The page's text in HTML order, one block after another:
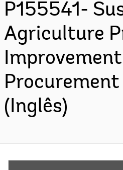
P155541-
Agriculture
Procurement
(Inglês)